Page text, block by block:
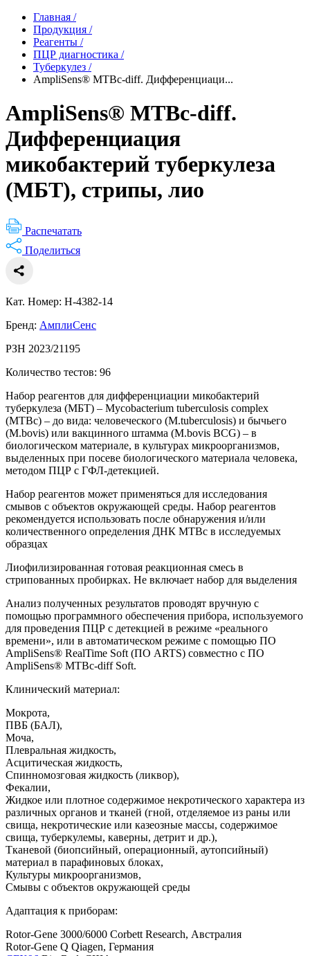
Главная /
Продукция /
Реагенты /
ПЦР диагностика /
Туберкулез /
AmpliSens® MTBc-diff. Дифференциаци...
AmpliSens® MTBc-diff.
Дифференциация
микобактерий туберкулеза
(МБТ), стрипы, лио
Распечатать
Поделиться
Кат. Номер: H-4382-14
Бренд: АмплиСенс
РЗН 2023/21195
Количество тестов: 96
Набор реагентов для дифференциации микобактерий
туберкулеза (МБТ) – Mycobacterium tuberculosis complex
(MTВс) – до вида: человеческого (M.tuberculosis) и бычьего
(M.bovis) или вакцинного штамма (M.bovis BCG) – в
биологическом материале, в культурах микроорганизмов,
выделенных при посеве биологического материала человека,
методом ПЦР с ГФЛ-детекцией.
Набор реагентов может применяться для исследования
смывов с объектов окружающей среды. Набор реагентов
рекомендуется использовать после обнаружения и/или
количественного определения ДНК MTВс в исследуемых
образцах
Лиофилизированная готовая реакционная смесь в
стрипованных пробирках. Не включает набор для выделения
Анализ полученных результатов проводят вручную с
помощью программного обеспечения прибора, используемого
для проведения ПЦР c детекцией в режиме «реального
времени», или в автоматическом режиме с помощью ПО
AmpliSens® RealTime Soft (ПО ARTS) совместно с ПО
AmpliSens® МТBc-diff Soft.
Клинический материал:
Мокрота,
ПВБ (БАЛ),
Моча,
Плевральная жидкость,
Асцитическая жидкость,
Спинномозговая жидкость (ликвор),
Фекалии,
Жидкое или плотное содержимое некротического характера из
различных органов и тканей (гной, отделяемое из раны или
свища, некротические или казеозные массы, содержимое
свища, туберкулемы, каверны, детрит и др.),
Тканевой (биопсийный, операционный, аутопсийный)
материал в парафиновых блоках,
Культуры микроорганизмов,
Смывы с объектов окружающей среды
Адаптация к приборам:
Rotor-Gene 3000/6000 Corbett Research, Австралия
Rotor-Gene Q Qiagen, Германия